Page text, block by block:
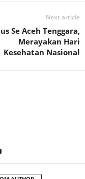
Next article
Se Aceh Tenggara,
Merayakan Hari
Kesehatan Nasional